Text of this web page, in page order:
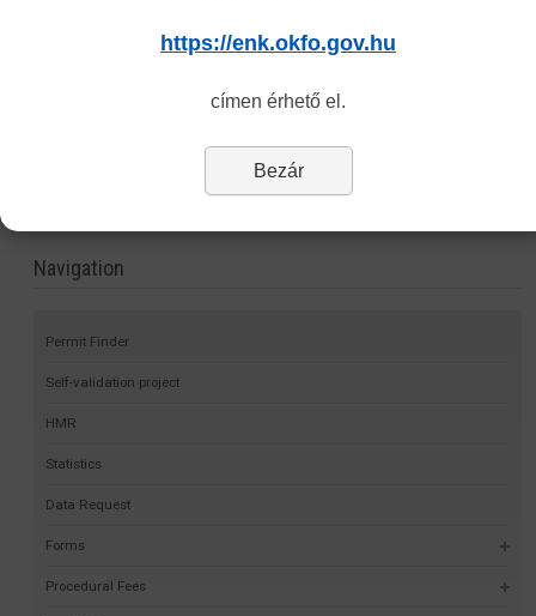
Igazgatási szolgáltatási díjmegfizetéséről szóló igazolás
Navigation
Permit Finder
Self-validation project
HMR
Statistics
Data Request
Forms
Procedural Fees
https://enk.okfo.gov.hu
címen érhető el.
Bezár